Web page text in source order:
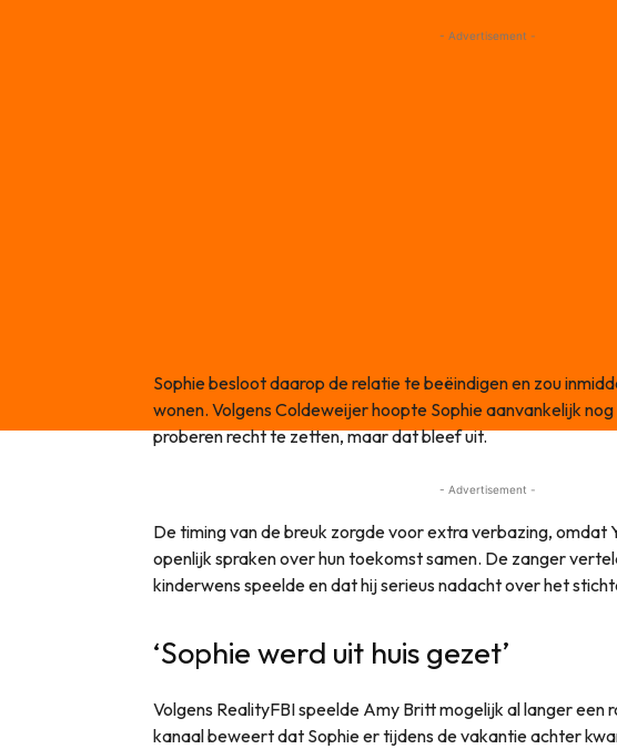
- Advertisement -
Sophie besloot daarop de relatie te beëindigen en zou
wonen. Volgens Coldeweijer hoopte Sophie aanvankelijk
proberen recht te zetten, maar dat bleef uit.
- Advertisement -
De timing van de breuk zorgde voor extra verbazing, omdat
openlijk spraken over hun toekomst samen. De zanger
kinderwens speelde en dat hij serieus nadacht over het
‘Sophie werd uit huis gezet’
Volgens RealityFBI speelde Amy Britt mogelijk al langer een
kanaal beweert dat Sophie er tijdens de vakantie achter